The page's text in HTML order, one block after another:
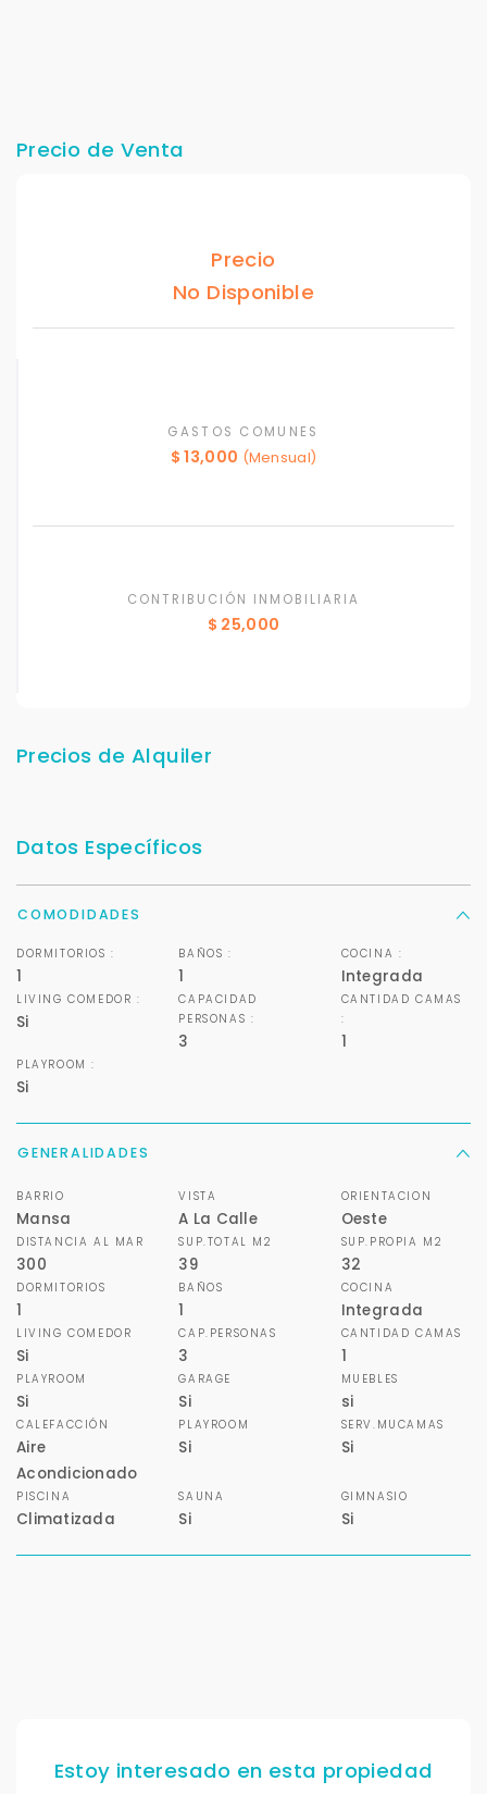
Precio de Venta
Precio
No Disponible
GASTOS COMUNES
$ 13,000 (Mensual)
CONTRIBUCIÓN INMOBILIARIA
$ 25,000
Precios de Alquiler
Datos Específicos
COMODIDADES
DORMITORIOS :
1
BAÑOS :
1
COCINA :
Integrada
LIVING COMEDOR :
Si
CAPACIDAD
PERSONAS :
3
CANTIDAD CAMAS
:
1
PLAYROOM :
Si
GENERALIDADES
BARRIO
Mansa
VISTA
A La Calle
ORIENTACION
Oeste
DISTANCIA AL MAR
300
SUP.TOTAL M2
39
SUP.PROPIA M2
32
DORMITORIOS
1
BAÑOS
1
COCINA
Integrada
LIVING COMEDOR
Si
CAP.PERSONAS
3
CANTIDAD CAMAS
1
PLAYROOM
Si
GARAGE
Si
MUEBLES
si
CALEFACCIÓN
Aire
Acondicionado
PLAYROOM
Si
SERV.MUCAMAS
Si
PISCINA
Climatizada
SAUNA
Si
GIMNASIO
Si
Estoy interesado en esta propiedad
Para responderte